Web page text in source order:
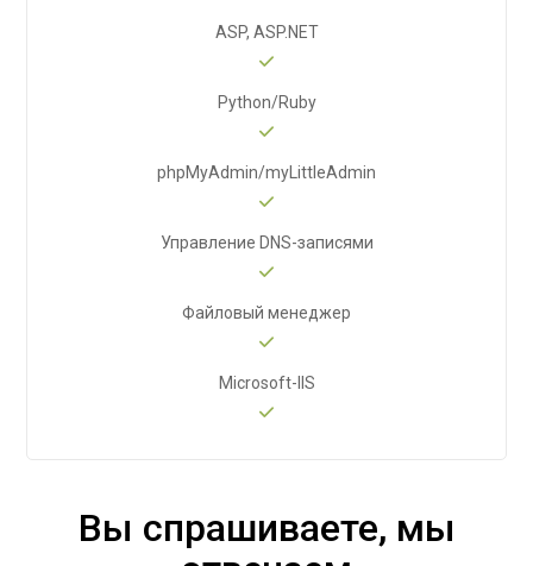
ASP, ASP.NET
Python/Ruby
phpMyAdmin/myLittleAdmin
Управление DNS-записями
Файловый менеджер
Microsoft-IIS
Вы спрашиваете, мы